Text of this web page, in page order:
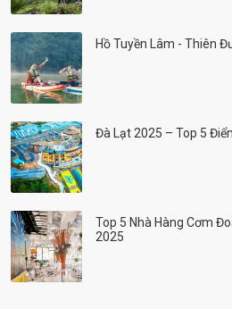
Hồ Tuyền Lâm - Thiên
Đà Lạt 2025 – Top 5
Top 5 Nhà Hàng Cơm
2025